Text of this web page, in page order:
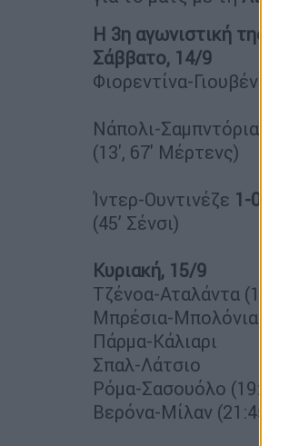
Η 3η αγωνιστική της
Σάββατο, 14/9
Φιορεντίνα-Γιουβέντους
Νάπολι-Σαμπντόρια
(13', 67' Μέρτενς)
Ίντερ-Ουντινέζε 1-0
(45’ Σένσι)
Κυριακή, 15/9
Τζένοα-Αταλάντα (13:30)
Μπρέσια-Μπολόνια
Πάρμα-Κάλιαρι
Σπαλ-Λάτσιο
Ρόμα-Σασουόλο (19:00)
Βερόνα-Μίλαν (21:45)